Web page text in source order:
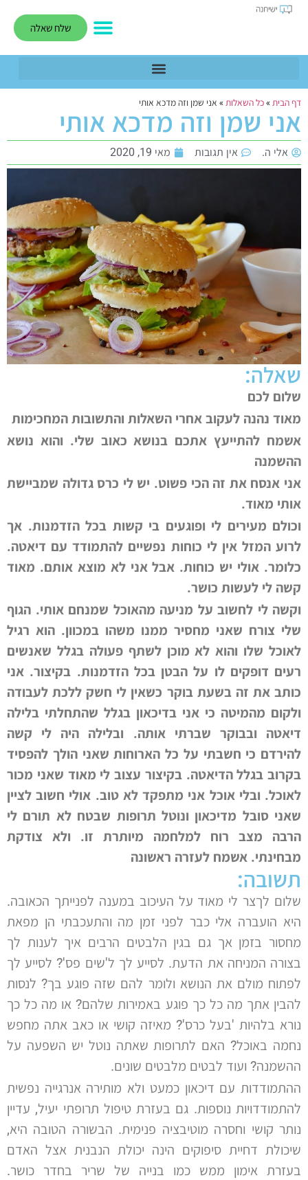
שלח שאלה
דף הבית»כל השאלות» אני שמן וזה מדכא אותי
אני שמן וזה מדכא אותי
אלי ה. אין תגובות מאי 19, 2020
שאלה:
שלום לכם
מאוד נהנה לעקוב אחרי השאלות והתשובות המחכימות
אשמח להתייעץ אתכם בנושא כאוב שלי. והוא נושא
ההשמנה
אני אנסח את זה הכי פשוט. יש לי כרס גדולה שמביישת
אותי מאוד.
וכולם מעירים לי ופוגעים בי קשות בכל הזדמנות. אך
לרוע המזל אין לי כוחות נפשיים להתמודד עם דיאטה.
כלומר. אולי יש כוחות. אבל אני לא מוצא אותם. מאוד
קשה לי לעשות כושר.
וקשה לי לחשוב על מניעה מהאוכל שמנחם אותי. הגוף
שלי צורח שאני מחסיר ממנו משהו במכוון. הוא רגיל
לאוכל שלו והוא לא מוכן לשתף פעולה בגלל שאנשים
רעים דופקים לו על הבטן בכל הזדמנות. בקיצור. אני
כותב את זה בשעת בוקר כשאין לי חשק ללכת לעבודה
ולקום מהמיטה כי אני בדיכאון בגלל שהתחלתי בלילה
דיאטה ובבוקר שברתי אותה. ובלילה היה לי קשה
להירדם כי חשבתי על כל הארוחות שאני הולך להפסיד
בקרוב בגלל הדיאטה. בקיצור עצוב לי מאוד שאני מכור
לאוכל. ובלי אוכל אני מתפקד לא טוב. אולי חשוב לציין
שאני סובל מדיכאון ונוטל תרופות שבטח לא תורם לי
הרבה מצב רוח למלחמה מיותרת זו. ולא צודקת
מבחינתי. אשמח לעזרה ראשונה
תשובה:
שלום לךצר לי מאוד על העיכוב במענה לפנייתך הכאובה.
היא הועברה אלי כבר לפני זמן מה והתעכבתי הן מפאת
מחסור בזמן אך גם בגין הלבטים הרבים איך לענות לך
בצורה המניחה את הדעת. לסייע לך ל'שים פס'? לסייע לך
לפתוח מולם את הנושא ולומר להם שזה פוגע בך? לנסות
להבין אתך מה כל כך פוגע באמירות שלהם? או מה כל כך
נורא בלהיות 'בעל כרס'? מאיזה קושי או כאב אתה מחפש
נחמה באוכל? האם לתרופות שאתה נוטל יש השפעה על
ההשמנה? ועוד לבטים מלבטים שונים.
ההתמודדות עם דיכאון כמעט ולא מותירה אנרגייה נפשית
להתמודדויות נוספות. גם בעזרת טיפול תרופתי יעיל, עדיין
נותר קושי וחסרה מוטיבציה פנימית. הבשורה הטובה היא,
שיכולת דחיית סיפוקים הינה יכולת הנבנית אצל האדם
בעזרת אימון ממש כמו בנייה של שריר בחדר כושר.